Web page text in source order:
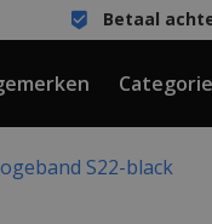
Betaal
S22-black